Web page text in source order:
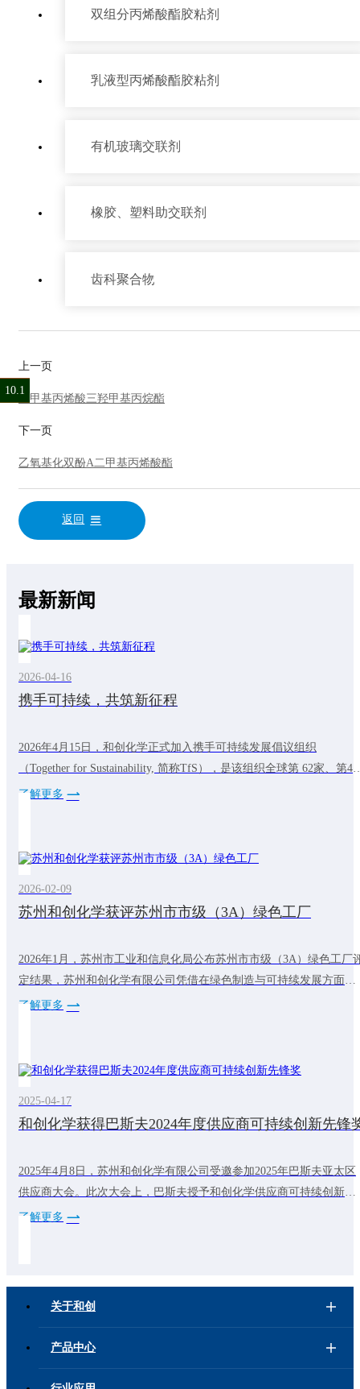
产品中心
2.2
4.1
4.2
双组分丙烯酸酯胶粘剂
4.5
乳液型丙烯酸酯胶粘剂
7.6
有机玻璃交联剂
7.5
橡胶、塑料助交联剂
10.1
齿科聚合物
上一页
三甲基丙烯酸三羟甲基丙烷酯
下一页
乙氧基化双酚A二甲基丙烯酸酯
返回
最新新闻
2026-04-16
携手可持续，共筑新征程
2026年4月15日，和创化学正式加入携手可持续发展倡议组织
（Together for Sustainability, 简称TfS），是该组织全球第 62家、第4
中国化工成员，标志着公司在践行全球可持续发展理念的道路上迈出
有韧性的化学供应链的发展。和创化学加入TfS之路
了解更多
2026-02-09
苏州和创化学获评苏州市市级（3A）绿色工厂
2026年1月，苏州市工业和信息化局公布苏州市市级（3A）绿色工厂
定结果，苏州和创化学有限公司凭借在绿色制造与可持续发展方面的
系统实践，成功入选。自建厂以来，和创化学始终将可持续发展理念
碳排放。公司同时建立完善的产品碳足迹管控体系，明确并落实碳排
了解更多
2025-04-17
和创化学获得巴斯夫2024年度供应商可持续创新先锋
2025年4月8日，苏州和创化学有限公司受邀参加2025年巴斯夫亚太区
供应商大会。此次大会上，巴斯夫授予和创化学供应商可持续创新先
锋奖。这代表和创化学在可持续发展方面做出的不断努力得到了客户
了解更多
关于和创
产品中心